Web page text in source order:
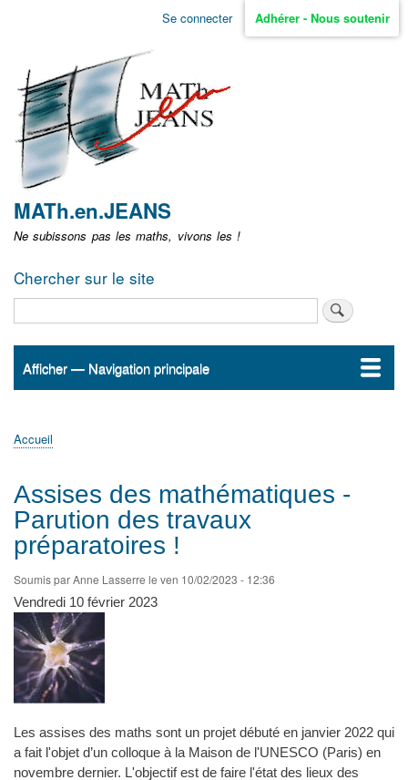
Aller
non
identifié
Se connecter Adhérer - Nous soutenir
MATh.en.JEANS
Ne subissons pas les maths, vivons les !
Chercher sur le site
Navigation
Afficher — Navigation principale
Accueil
ActualitésMATh.en.JEANS ?
Régions et Ateliers
Créer, gérer un atelier
Sujets/Publications
Congrès
d'Ariane
Accueil
Assises des mathématiques -
Parution des travaux
préparatoires !
Soumis parAnne Lasserre le ven 10/02/2023 - 12:36
Vendredi 10 février 2023
Les assises des maths sont un projet débuté en janvier 2022 qui
a fait l'objet d’un colloque à la Maison de l'UNESCO (Paris) en
novembre dernier. L'objectif est de faire l'état des lieux des